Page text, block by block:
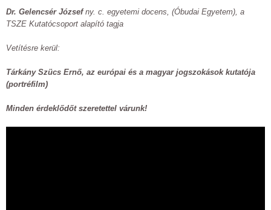
Dr. Gelencsér Józsefny. c. egyetemi docens, (Óbudai Egyetem), a
TSZE Kutatócsoport alapító tagja
Vetítésre kerül:
Tárkány Szücs Ernő, az európai és a magyar jogszokások kutatója
(portréfilm)
Minden érdeklődőt szeretettel várunk!